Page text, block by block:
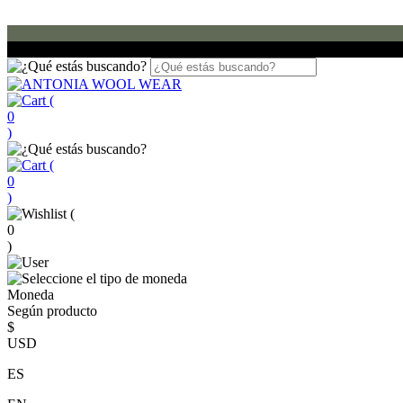
(
0
)
(
0
)
(
0
)
Moneda
Según producto
$
USD
ES